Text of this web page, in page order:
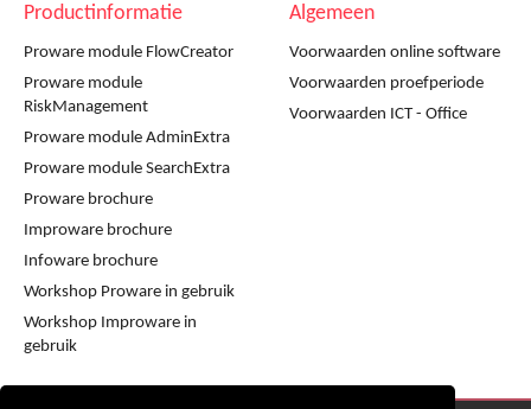
Productinformatie
Proware module FlowCreator
Proware module
RiskManagement
Proware module AdminExtra
Proware module SearchExtra
Proware brochure
Improware brochure
Infoware brochure
Workshop Proware in gebruik
Workshop Improware in
gebruik
Algemeen
Voorwaarden online software
Voorwaarden proefperiode
Voorwaarden ICT - Office